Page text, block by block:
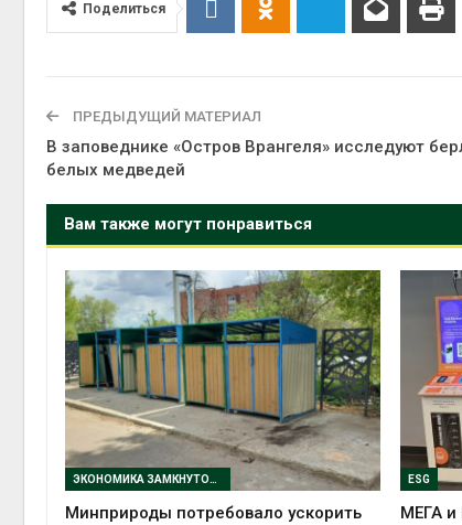
Поделиться
ПРЕДЫДУЩИЙ МАТЕРИАЛ
В заповеднике «Остров Врангеля» исследуют
белых медведей
Вам также могут понравиться
ЭКОНОМИКА ЗАМКНУТОГО ЦИКЛА
Минприроды потребовало ускорить
ESG
МЕГА и